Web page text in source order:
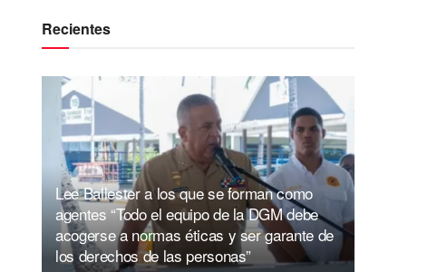
Recientes
Lee Ballester a los que se forman como
agentes “Todo el equipo de la DGM debe
acogerse a normas éticas y ser garante de
los derechos de las personas”